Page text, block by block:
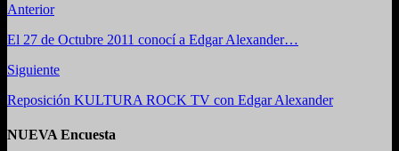
Anterior
El 27 de Octubre 2011 conocí a Edgar Alexander…
Siguiente
Reposición KULTURA ROCK TV con Edgar Alexander
NUEVA Encuesta